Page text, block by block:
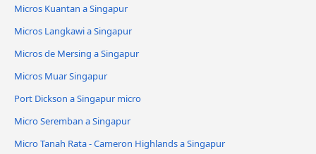
Micros Kuantan a Singapur
Micros Langkawi a Singapur
Micros de Mersing a Singapur
Micros Muar Singapur
Port Dickson a Singapur micro
Micro Seremban a Singapur
Micro Tanah Rata - Cameron Highlands a Singapur